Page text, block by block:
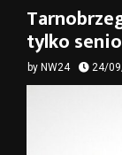
tylko
by NW24 24/